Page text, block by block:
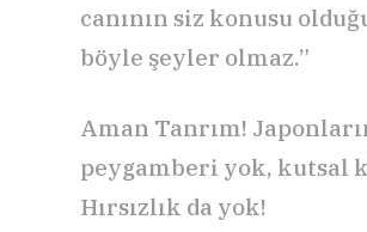
canının siz konusu
böyle şeyler olmaz.”
Aman Tanrım!
peygamberi yok, kutsal
Hırsızlık da yok!